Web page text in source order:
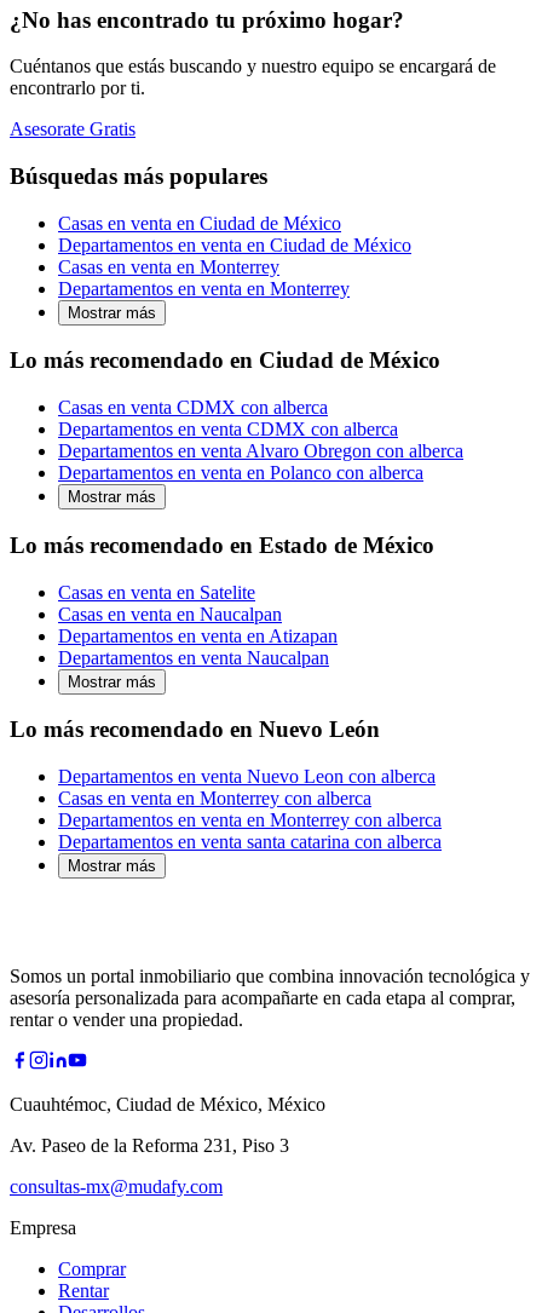
¿No has encontrado tu próximo hogar?
Cuéntanos que estás buscando y nuestro equipo se encargará de
encontrarlo por ti.
Asesorate Gratis
Búsquedas más populares
Casas en venta en Ciudad de México
Departamentos en venta en Ciudad de México
Casas en venta en Monterrey
Departamentos en venta en Monterrey
Mostrar más
Lo más recomendado en Ciudad de México
Casas en venta CDMX con alberca
Departamentos en venta CDMX con alberca
Departamentos en venta Alvaro Obregon con alberca
Departamentos en venta en Polanco con alberca
Mostrar más
Lo más recomendado en Estado de México
Casas en venta en Satelite
Casas en venta en Naucalpan
Departamentos en venta en Atizapan
Departamentos en venta Naucalpan
Mostrar más
Lo más recomendado en Nuevo León
Departamentos en venta Nuevo Leon con alberca
Casas en venta en Monterrey con alberca
Departamentos en venta en Monterrey con alberca
Departamentos en venta santa catarina con alberca
Mostrar más
Somos un portal inmobiliario que combina innovación tecnológica y
asesoría personalizada para acompañarte en cada etapa al comprar,
rentar o vender una propiedad.
Cuauhtémoc, Ciudad de México, México
Av. Paseo de la Reforma 231, Piso 3
consultas-mx@mudafy.com
Empresa
Comprar
Rentar